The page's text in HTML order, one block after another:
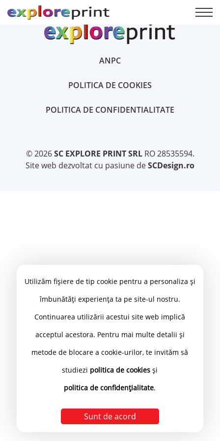
ANPC
POLITICA DE COOKIES
POLITICA DE CONFIDENTIALITATE
© 2026SC EXPLORE PRINT SRLRO 28535594.
Site web dezvoltat cu pasiune deSCDesign.ro
Utilizăm fișiere de tip cookie pentru a personaliza și
îmbunătăți experiența ta pe site-ul nostru.
Continuarea utilizării acestui site web implică
acceptul acestora. Pentru mai multe detalii și
metode de blocare a cookie-urilor, te invităm să
studiezi politica de cookies și
politica de confidențialitate.
Sunt de acord